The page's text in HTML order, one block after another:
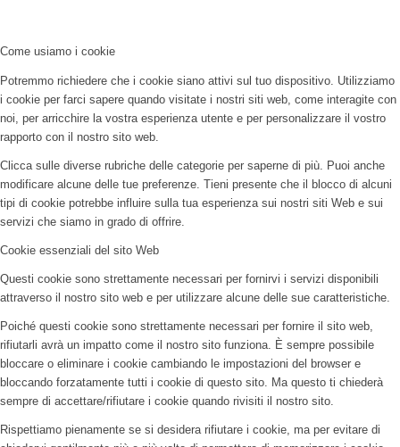
Come usiamo i cookie
Potremmo richiedere che i cookie siano attivi sul tuo dispositivo. Utilizziamo
i cookie per farci sapere quando visitate i nostri siti web, come interagite con
noi, per arricchire la vostra esperienza utente e per personalizzare il vostro
rapporto con il nostro sito web.
Clicca sulle diverse rubriche delle categorie per saperne di più. Puoi anche
modificare alcune delle tue preferenze. Tieni presente che il blocco di alcuni
tipi di cookie potrebbe influire sulla tua esperienza sui nostri siti Web e sui
servizi che siamo in grado di offrire.
Cookie essenziali del sito Web
Questi cookie sono strettamente necessari per fornirvi i servizi disponibili
attraverso il nostro sito web e per utilizzare alcune delle sue caratteristiche.
Poiché questi cookie sono strettamente necessari per fornire il sito web,
rifiutarli avrà un impatto come il nostro sito funziona. È sempre possibile
bloccare o eliminare i cookie cambiando le impostazioni del browser e
bloccando forzatamente tutti i cookie di questo sito. Ma questo ti chiederà
sempre di accettare/rifiutare i cookie quando rivisiti il nostro sito.
Rispettiamo pienamente se si desidera rifiutare i cookie, ma per evitare di